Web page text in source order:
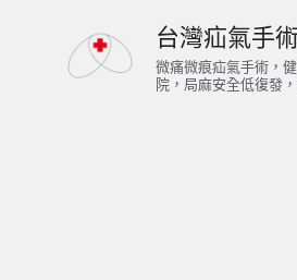
台灣疝氣手
微痛微痕疝氣手術，
院，局麻安全低復發